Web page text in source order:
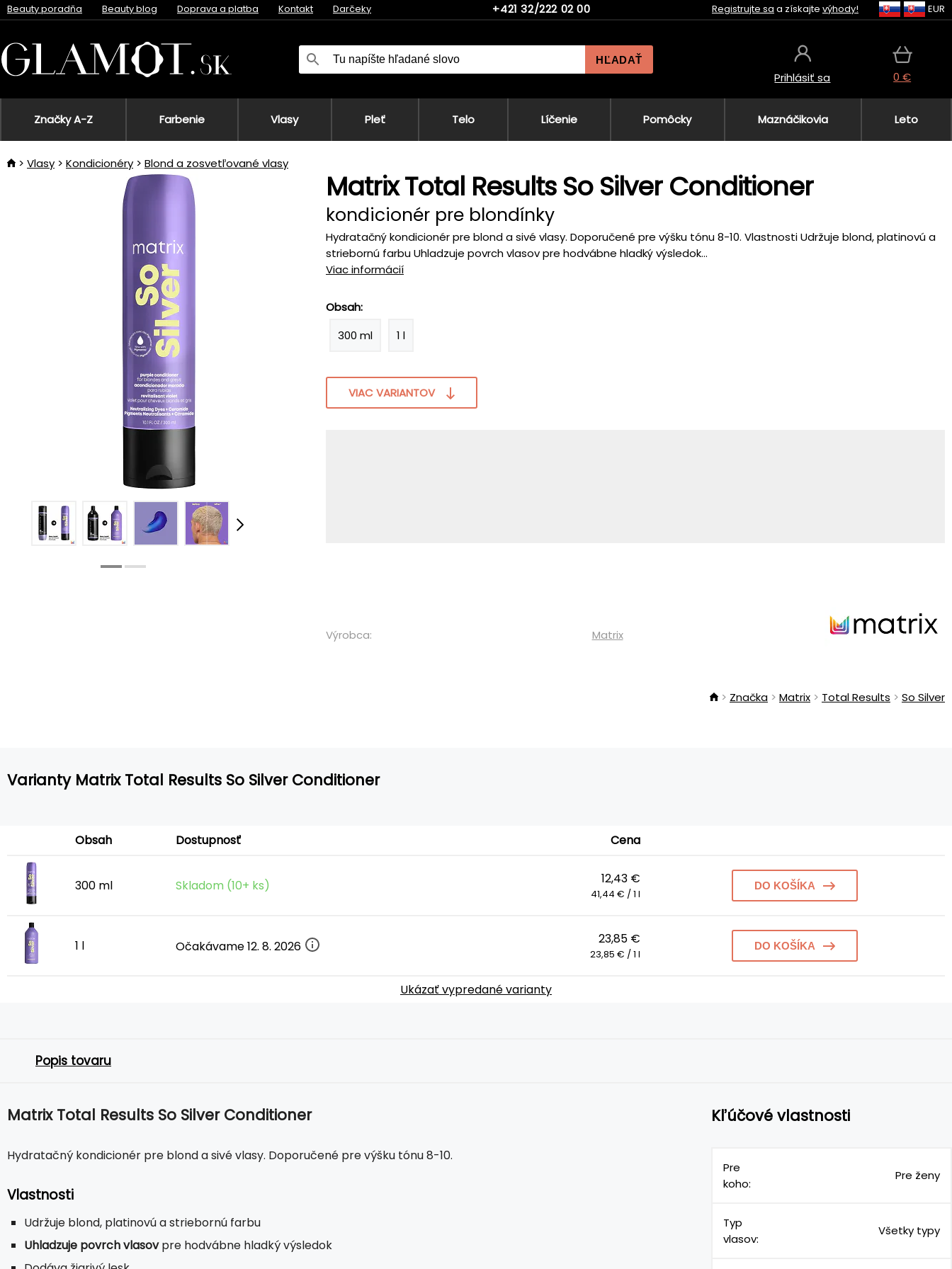
Beauty poradňa Beauty blog Doprava a platba Kontakt Darčeky +421 32/222 02 00 Registrujte sa a získajte výhody! EUR
HĽADAŤ
Prihlásiť sa 0 €
Značky A-Z Farbenie Vlasy Pleť Telo Líčenie Pomôcky Maznáčikovia Leto
Vlasy Kondicionéry Blond a zosvetľované vlasy
Matrix Total Results So Silver Conditioner
kondicionér pre blondínky
Hydratačný kondicionér pre blond a sivé vlasy. Doporučené pre výšku tónu 8-10. Vlastnosti Udržuje blond, platinovú a
striebornú farbu Uhladzuje povrch vlasov pre hodvábne hladký výsledok...
Viac informácií
Obsah:
300 ml
1 l
VIAC VARIANTOV
Výrobca: Matrix
Značka Matrix Total Results So Silver
Varianty Matrix Total Results So Silver Conditioner
Obsah Dostupnosť Cena
300 ml Skladom (10+ ks) 12,43 €
41,44 € / 1 l
DO KOŠÍKA
1 l Očakávame 12. 8. 2026 23,85 €
23,85 € / 1 l
DO KOŠÍKA
Ukázať vypredané varianty
Popis tovaru
Matrix Total Results So Silver Conditioner
Hydratačný kondicionér pre blond a sivé vlasy. Doporučené pre výšku tónu 8-10.
Vlastnosti
Udržuje blond, platinovú a striebornú farbu
Uhladzuje povrch vlasovpre hodvábne hladký výsledok
Kľúčové vlastnosti
Pre
koho:
Pre ženy
Typ
vlasov:
Všetky typy